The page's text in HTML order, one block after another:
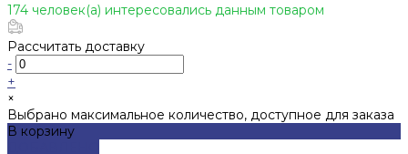
174 человек(а) интересовались данным товаром
Рассчитать доставку
-
+
×
Выбрано максимальное количество, доступное для заказа
В корзину